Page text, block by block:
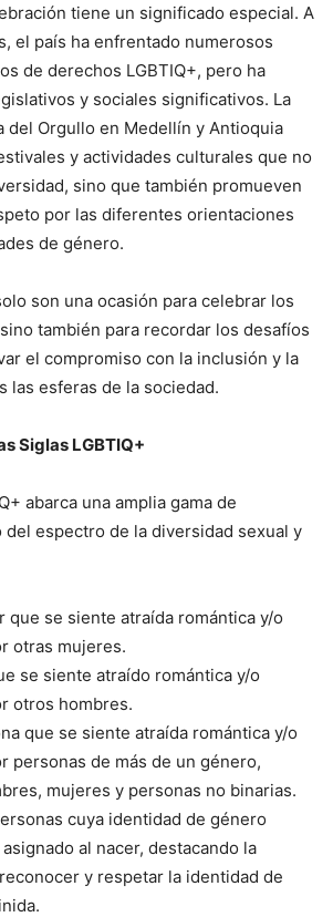
tiene un significado especial. A
el país ha enfrentado numerosos
de derechos LGBTIQ+, pero ha
y sociales significativos. La
del Orgullo en Medellín y Antioquia
y actividades culturales que no
sino que también promueven
por las diferentes orientaciones
de género.
son una ocasión para celebrar los
también para recordar los desafíos
el compromiso con la inclusión y la
las esferas de la sociedad.
Siglas LGBTIQ+
abarca una amplia gama de
espectro de la diversidad sexual y
que se siente atraída romántica y/o
otras mujeres.
se siente atraído romántica y/o
otros hombres.
que se siente atraída romántica y/o
personas de más de un género,
mujeres y personas no binarias.
cuya identidad de género
al nacer, destacando la
y respetar la identidad de